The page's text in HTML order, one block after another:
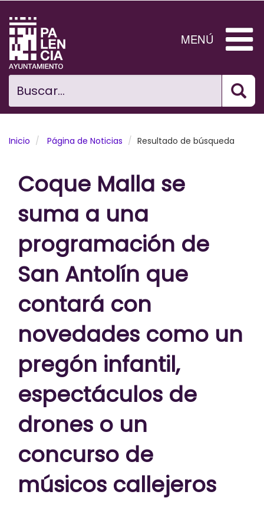
contenido
principal
Buscar...
MENÚ
Ciudad
El Ayuntamiento
Noticias
Areas municipales
Tramita
Inicio Página de Noticias Resultado de búsqueda
Coque Malla se
suma a una
programación de
San Antolín que
contará con
novedades como un
pregón infantil,
espectáculos de
drones o un
concurso de
músicos callejeros